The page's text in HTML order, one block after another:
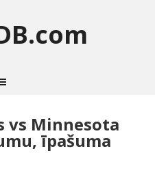
vs Minnesota
īpašuma